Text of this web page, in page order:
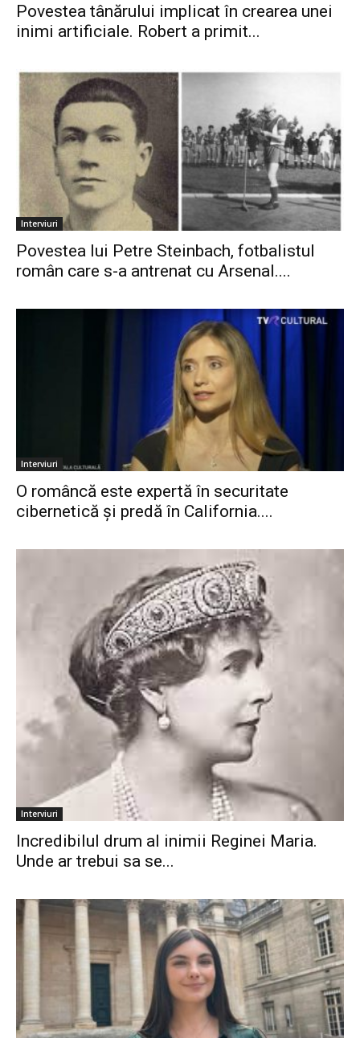
Povestea tânărului implicat în crearea unei
inimi artificiale. Robert a primit...
Interviuri
Povestea lui Petre Steinbach, fotbalistul
român care s-a antrenat cu Arsenal....
Interviuri
O româncă este expertă în securitate
cibernetică și predă în California....
Interviuri
Incredibilul drum al inimii Reginei Maria.
Unde ar trebui sa se...